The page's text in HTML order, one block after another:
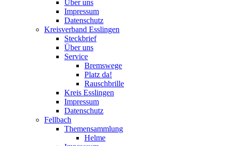
Über uns
Impressum
Datenschutz
Kreisverband Esslingen
Steckbrief
Über uns
Service
Bremswege
Platz da!
Rauschbrille
Kreis Esslingen
Impressum
Datenschutz
Fellbach
Themensammlung
Helme